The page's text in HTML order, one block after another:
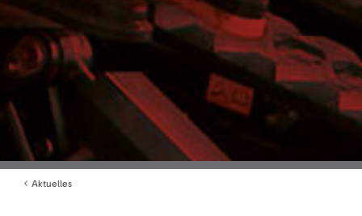
Aktuelles